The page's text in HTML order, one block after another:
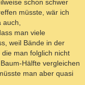
schon schwer
müsste, wär ich
auch,
man viele
weil Bände in der
man folglich nicht
Hälfte vergleichen
man aber quasi